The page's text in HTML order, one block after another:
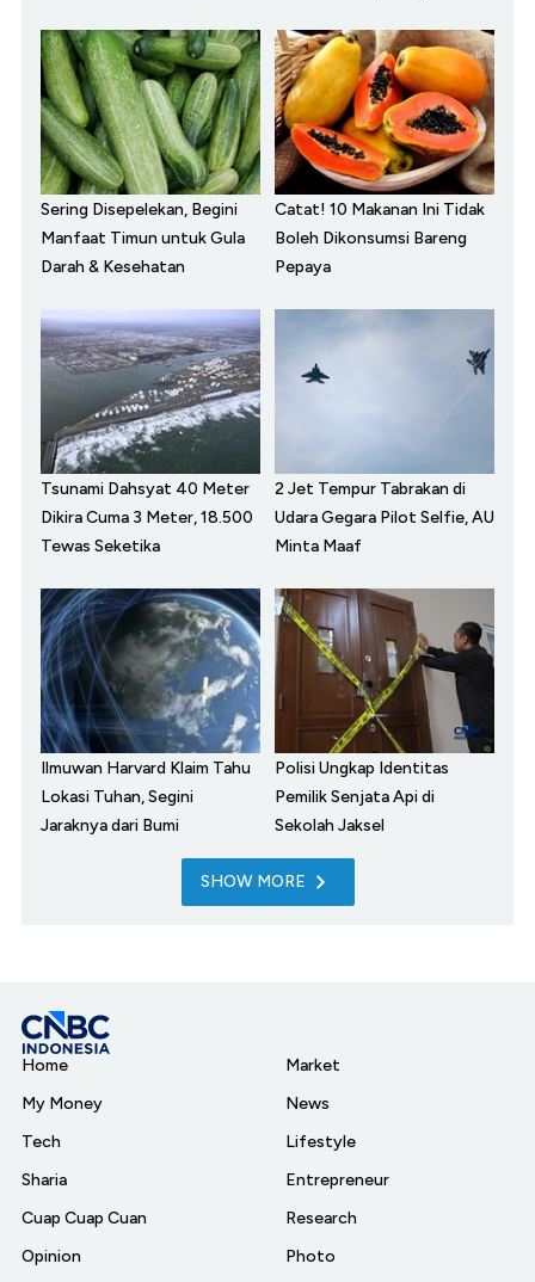
Sering Disepelekan, Begini
Manfaat Timun untuk Gula
Darah & Kesehatan
Catat! 10 Makanan Ini Tidak
Boleh Dikonsumsi Bareng
Pepaya
Tsunami Dahsyat 40 Meter
Dikira Cuma 3 Meter, 18.500
Tewas Seketika
2 Jet Tempur Tabrakan di
Udara Gegara Pilot Selfie, AU
Minta Maaf
Ilmuwan Harvard Klaim Tahu
Lokasi Tuhan, Segini
Jaraknya dari Bumi
Polisi Ungkap Identitas
Pemilik Senjata Api di
Sekolah Jaksel
SHOW MORE
Home
My Money
Tech
Sharia
Cuap Cuap Cuan
Opinion
Market
News
Lifestyle
Entrepreneur
Research
Photo